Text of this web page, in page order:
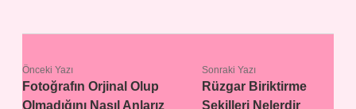
Önceki Yazı
Fotoğrafın Orjinal Olup
Olmadığını Nasıl Anlarız
Sonraki Yazı
Rüzgar Biriktirme
Şekilleri Nelerdir